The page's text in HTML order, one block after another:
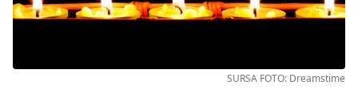
SURSA FOTO: Dreamstime